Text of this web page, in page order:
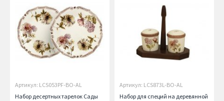
Артикул: LCS053PF-BO-AL
Набор десертных тарелок Сады
Артикул: LCS873L-BO-AL
Набор для специй на деревянной